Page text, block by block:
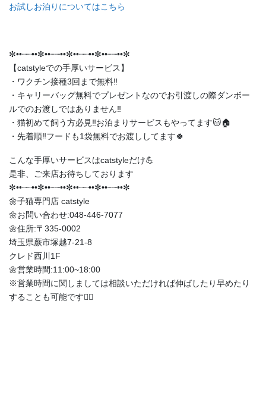
お試しお泊りについてはこちら
✼••┈┈••✼••┈┈••✼••┈┈••✼••┈┈••✼
【catstyleでの手厚いサービス】
・ワクチン接種3回まで無料‼️
・キャリーバッグ無料でプレゼントなのでお引渡しの際ダンボー
ルでのお渡しではありません‼️
・猫初めて飼う方必見‼️お泊まりサービスもやってます🐱🏠
・先着順‼️フードも1袋無料でお渡ししてます🍀
こんな手厚いサービスはcatstyleだけ💪
是非、ご来店お待ちしております
✼••┈┈••✼••┈┈••✼••┈┈••✼••┈┈••✼
🌼子猫専門店 catstyle
🌼お問い合わせ:048-446-7077
🌼住所:〒335-0002
埼玉県蕨市塚越7-21-8
クレド西川1F
🌼営業時間:11:00~18:00
※営業時間に関しましては相談いただければ伸ばしたり早めたり
することも可能です🙆‍♀️